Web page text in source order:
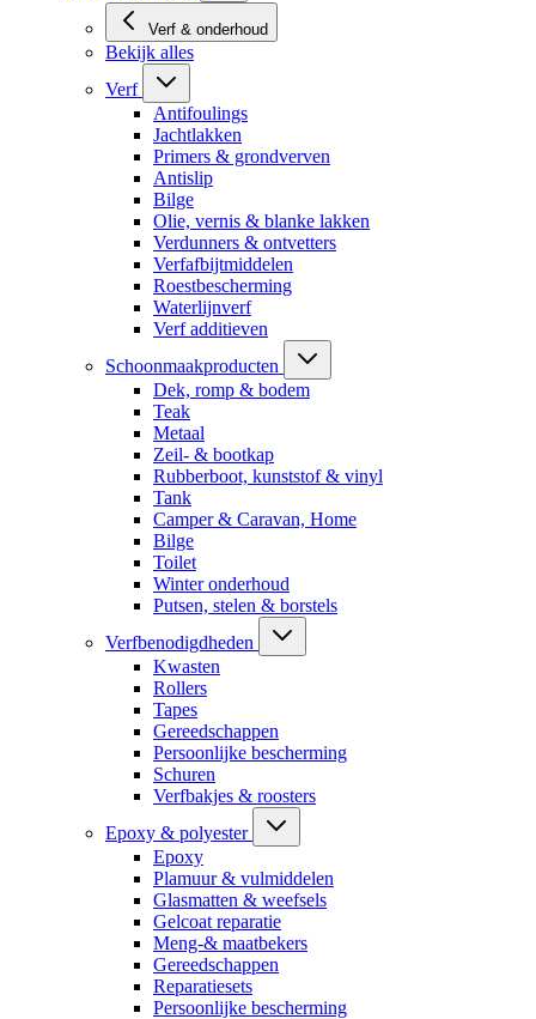
Verf & onderhoud
Bekijk alles
Verf
Antifoulings
Jachtlakken
Primers & grondverven
Antislip
Bilge
Olie, vernis & blanke lakken
Verdunners & ontvetters
Verfafbijtmiddelen
Roestbescherming
Waterlijnverf
Verf additieven
Schoonmaakproducten
Dek, romp & bodem
Teak
Metaal
Zeil- & bootkap
Rubberboot, kunststof & vinyl
Tank
Camper & Caravan, Home
Bilge
Toilet
Winter onderhoud
Putsen, stelen & borstels
Verfbenodigdheden
Kwasten
Rollers
Tapes
Gereedschappen
Persoonlijke bescherming
Schuren
Verfbakjes & roosters
Epoxy & polyester
Epoxy
Plamuur & vulmiddelen
Glasmatten & weefsels
Gelcoat reparatie
Meng-& maatbekers
Gereedschappen
Reparatiesets
Persoonlijke bescherming